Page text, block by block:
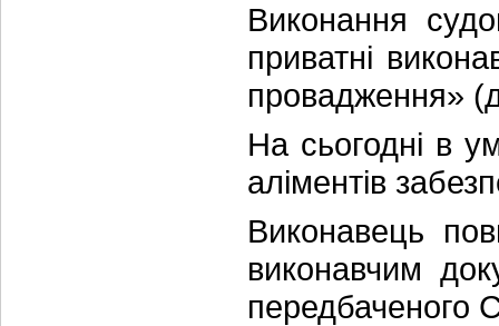
Виконання
приватні
провадження»
На сьогодні в
аліментів
Виконавець
виконавчим
передбаченого